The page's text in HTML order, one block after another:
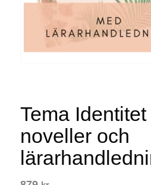
Tema
noveller och